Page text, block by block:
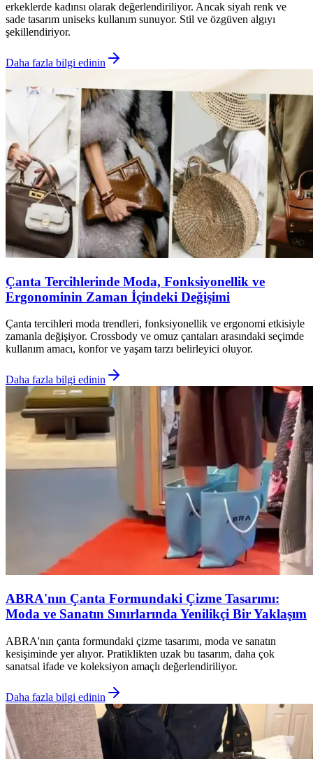
erkeklerde kadınsı olarak değerlendiriliyor. Ancak siyah renk ve
sade tasarım uniseks kullanım sunuyor. Stil ve özgüven algıyı
şekillendiriyor.
Daha fazla bilgi edinin
Çanta Tercihlerinde Moda, Fonksiyonellik ve
Ergonominin Zaman İçindeki Değişimi
Çanta tercihleri moda trendleri, fonksiyonellik ve ergonomi etkisiyle
zamanla değişiyor. Crossbody ve omuz çantaları arasındaki seçimde
kullanım amacı, konfor ve yaşam tarzı belirleyici oluyor.
Daha fazla bilgi edinin
ABRA'nın Çanta Formundaki Çizme Tasarımı:
Moda ve Sanatın Sınırlarında Yenilikçi Bir Yaklaşım
ABRA'nın çanta formundaki çizme tasarımı, moda ve sanatın
kesişiminde yer alıyor. Pratiklikten uzak bu tasarım, daha çok
sanatsal ifade ve koleksiyon amaçlı değerlendiriliyor.
Daha fazla bilgi edinin